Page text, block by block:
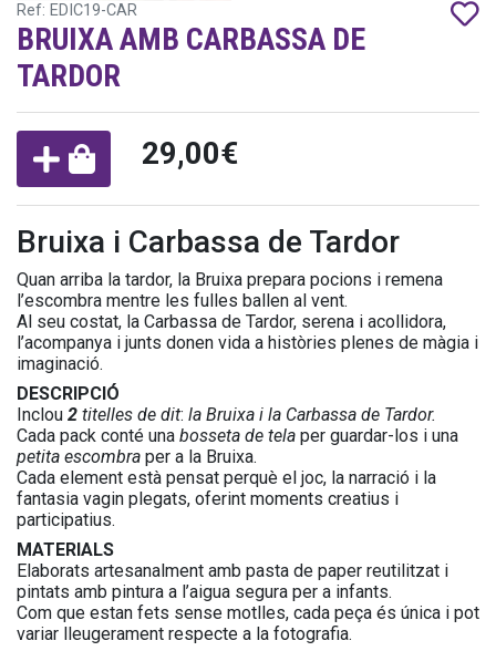
Ref: EDIC19-CAR
BRUIXA AMB CARBASSA DE
TARDOR
29,00€
Bruixa i Carbassa de Tardor
Quan arriba la tardor, la Bruixa prepara pocions i remena
l’escombra mentre les fulles ballen al vent.
Al seu costat, la Carbassa de Tardor, serena i acollidora,
l’acompanya i junts donen vida a històries plenes de màgia i
imaginació.
DESCRIPCIÓ
Inclou 2 titelles de dit: la Bruixa i la Carbassa de Tardor.
Cada pack conté una bosseta de tela per guardar-los i una
petita escombra per a la Bruixa.
Cada element està pensat perquè el joc, la narració i la
fantasia vagin plegats, oferint moments creatius i
participatius.
MATERIALS
Elaborats artesanalment amb pasta de paper reutilitzat i
pintats amb pintura a l’aigua segura per a infants.
Com que estan fets sense motlles, cada peça és única i pot
variar lleugerament respecte a la fotografia.